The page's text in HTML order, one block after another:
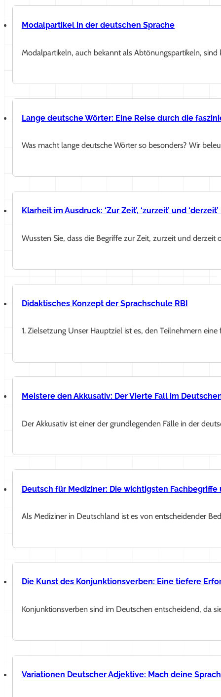
Modalpartikel in der deutschen Sprache
Modalpartikeln, auch bekannt als Abtönungspartikeln,
Lange deutsche Wörter: Eine Reise durch die
Was macht lange deutsche Wörter so besonders? Wir
Klarheit im Ausdruck: ‘Zur Zeit’, ‘zurzeit’ und
Wussten Sie, dass die Begriffe zur Zeit, zurzeit und
Didaktisches Konzept der Sprachschule RBI
1. Zielsetzung Unser Hauptziel ist es, den Teilnehmern
Meistere den Akkusativ: Der Vierte Fall im
Der Akkusativ ist einer der grundlegenden Fälle in der
Deutsch für Mediziner: Die wichtigsten Fachbegriffe
Als Mediziner in Deutschland ist es von entscheidender
Die Kunst des Konjunktionsverben: Eine tiefere
Konjunktionsverben sind im Deutschen entscheidend, da
Variationen Deutscher Adjektive: Mach deine